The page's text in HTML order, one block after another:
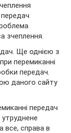
зчеплення.
Ще однією з
перемиканні
передач.
даного сайту
передач
все, справа в